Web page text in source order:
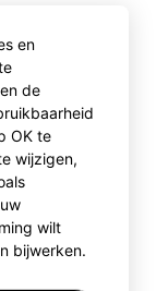
en
de
OK te
wijzigen,
wilt
bijwerken.